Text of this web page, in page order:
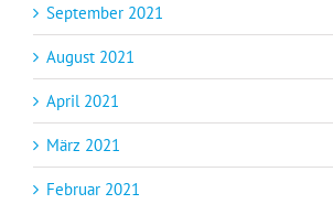
September 2021
August 2021
April 2021
März 2021
Februar 2021